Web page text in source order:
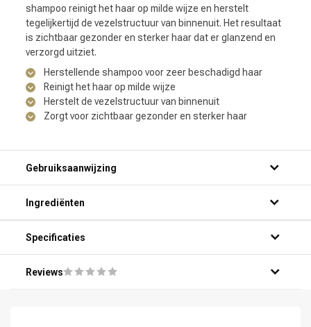
shampoo reinigt het haar op milde wijze en herstelt
tegelijkertijd de vezelstructuur van binnenuit. Het resultaat
is zichtbaar gezonder en sterker haar dat er glanzend en
verzorgd uitziet.
Herstellende shampoo voor zeer beschadigd haar
Reinigt het haar op milde wijze
Herstelt de vezelstructuur van binnenuit
Zorgt voor zichtbaar gezonder en sterker haar
Gebruiksaanwijzing
Ingrediënten
Specificaties
Reviews